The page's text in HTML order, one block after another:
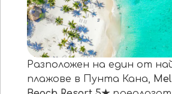
Разположен на един от
плажове в Пунта Кана,